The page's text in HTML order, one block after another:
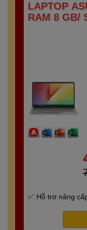
LAPTOP
RAM 8 GB/
Hỗ trợ nâng
Bảo